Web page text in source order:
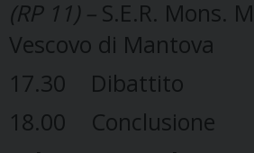
(RP 11) – S.E.R. Mons.
Vescovo di Mantova
17.30 Dibattito
18.00 Conclusione